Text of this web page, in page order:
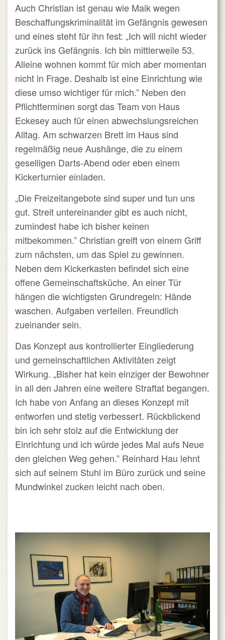
Auch Christian ist genau wie Maik wegen
Beschaffungskriminalität im Gefängnis gewesen
und eines steht für ihn fest: „Ich will nicht wieder
zurück ins Gefängnis. Ich bin mittlerweile 53.
Alleine wohnen kommt für mich aber momentan
nicht in Frage. Deshalb ist eine Einrichtung wie
diese umso wichtiger für mich.” Neben den
Pflichtterminen sorgt das Team von Haus
Eckesey auch für einen abwechslungsreichen
Alltag. Am schwarzen Brett im Haus sind
regelmäßig neue Aushänge, die zu einem
geselligen Darts-Abend oder eben einem
Kickerturnier einladen.
„Die Freizeitangebote sind super und tun uns
gut. Streit untereinander gibt es auch nicht,
zumindest habe ich bisher keinen
mitbekommen.” Christian greift von einem Griff
zum nächsten, um das Spiel zu gewinnen.
Neben dem Kickerkasten befindet sich eine
offene Gemeinschaftsküche. An einer Tür
hängen die wichtigsten Grundregeln: Hände
waschen. Aufgaben verteilen. Freundlich
zueinander sein.
Das Konzept aus kontrollierter Eingliederung
und gemeinschaftlichen Aktivitäten zeigt
Wirkung. „Bisher hat kein einziger der Bewohner
in all den Jahren eine weitere Straftat begangen.
Ich habe von Anfang an dieses Konzept mit
entworfen und stetig verbessert. Rückblickend
bin ich sehr stolz auf die Entwicklung der
Einrichtung und ich würde jedes Mal aufs Neue
den gleichen Weg gehen.” Reinhard Hau lehnt
sich auf seinem Stuhl im Büro zurück und seine
Mundwinkel zucken leicht nach oben.